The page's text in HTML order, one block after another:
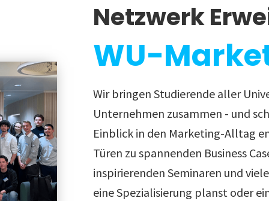
Netzwerk
WU-
Wir bringen Studierende aller
Unternehmen zusammen - und
Einblick in den Marketing-Alltag
Türen zu spannenden Business
inspirierenden Seminaren und
eine Spezialisierung planst oder